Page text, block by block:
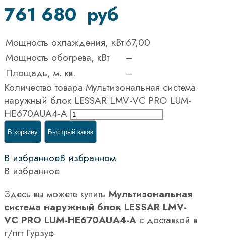
761 680 руб
Мощность охлаждения, кВт67,00
Мощность обогрева, кВт
–
Площадь, м. кв.
–
Количество товара Мультизональная система
наружный блок LESSAR LMV-VC PRO LUM-
HE670AUA4-A
В корзину Быстрый заказ
В избранноеВ избранном
В избранное
Здесь вы можете купить Мультизональная
система наружный блок LESSAR LMV-
VC PRO LUM-HE670AUA4-A с доставкой в
г/пгт Гурзуф